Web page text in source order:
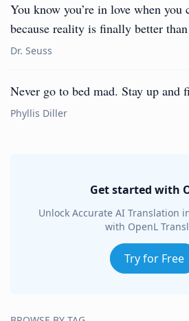
You know you’re in love when you
because reality is finally better
Dr. Seuss
Never go to bed mad. Stay up and
Phyllis Diller
Get started with
Unlock Accurate AI Translation
with OpenL
Try for Free